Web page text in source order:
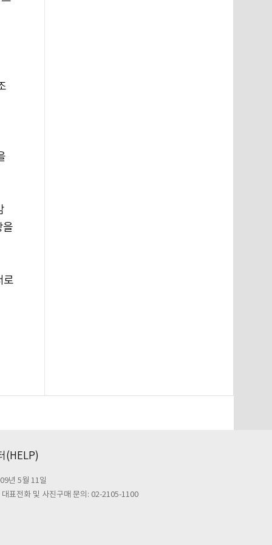
을
로
(HELP)
년 5월 11일
대표전화 및 사진구매 문의: 02-2105-1100